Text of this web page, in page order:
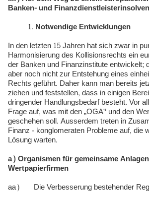
Banken- und
Notwendige Entwicklungen
In den letzten 15 Jahren hat sich zwar in
Harmonisierung des Kollisionsrechts ein
der Banken und Finanzinstitute entwickelt;
aber noch nicht zur Entstehung eines
Rechts geführt. Daher kann man bereits
ziehen und feststellen, dass in einigen
dringender Handlungsbedarf besteht. Vor
Frage auf, was mit den „OGA'‘ und den
geschehen soll. Ausserdem treten in
Finanz - konglomeraten Probleme auf, die
Lösung warten.
a) Organismen für gemeinsame
Wertpapierfirmen
aa) Die Verbesserung bestehender